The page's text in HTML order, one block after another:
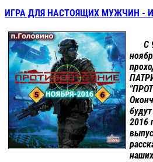
ИГРА ДЛЯ НАСТОЯЩИХ МУЖЧИН -
С
2016